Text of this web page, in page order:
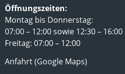
Öffnungszeiten:
Montag bis Donnerstag:
07:00 – 12:00 sowie 12:30 – 16:00
Freitag: 07:00 – 12:00
Anfahrt (Google Maps)